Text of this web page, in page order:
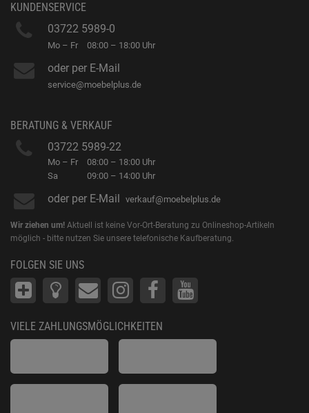
KUNDENSERVICE
03722 5989-0
Mo – Fr 08:00 – 18:00 Uhr
oder per E-Mail
service@moebelplus.de
BERATUNG & VERKAUF
03722 5989-22
Mo – Fr
Sa
08:00 – 18:00 Uhr
09:00 – 14:00 Uhr
oder per E-Mail verkauf@moebelplus.de
Wir ziehen um! Aktuell ist keine Vor-Ort-Beratung zu Onlineshop-Artikeln
möglich - bitte nutzen Sie unsere telefonische Kaufberatung.
FOLGEN SIE UNS
VIELE ZAHLUNGSMÖGLICHKEITEN